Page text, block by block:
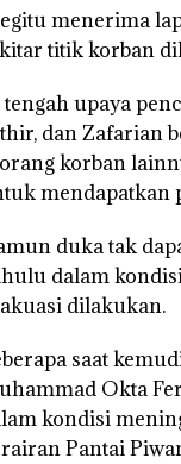
menerima
titik korban
upaya
dan Zafarian
korban
mendapatkan
duka tak
dalam
dilakukan.
saat
Okta
kondisi
Pantai